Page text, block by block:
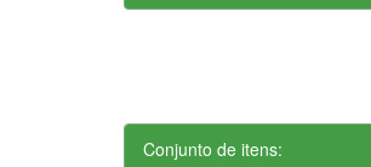
Conjunto de itens: